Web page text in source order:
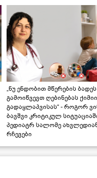
„ნუ ენდობით მწერების
გამოიწვევთ ღებინებას
გადაყლაპვისას“ - როგორ
ბავშვი კრიტიკულ
პედიატრ სალომე
რჩევები